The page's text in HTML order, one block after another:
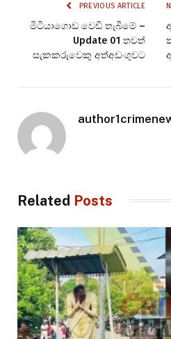
PREVIOUS ARTICLE
මිටියාගොඩ වෙඩි තැබීමේ –
Update 01 තවත්
සැකකරුවෙකු අත්අඩංගුවට
Related Posts